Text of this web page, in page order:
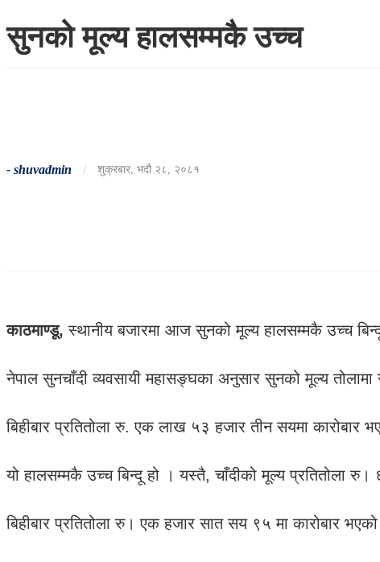
सुनको मूल्य हालसम्मकै उच्च
- shuvadmin / शुक्रबार, भदौ २८, २०८१
काठमाण्डू, स्थानीय बजारमा आज सुनको मूल्य हालसम्मकै उच्च
नेपाल सुनचाँदी व्यवसायी महासङ्घका अनुसार सुनको मूल्य तोलामा
बिहीबार प्रतितोला रु. एक लाख ५३ हजार तीन सयमा
यो हालसम्मकै उच्च बिन्दू हो । यस्तै, चाँदीको मूल्य प्रतितोला
बिहीबार प्रतितोला रु। एक हजार सात सय ९५ मा कारोबार